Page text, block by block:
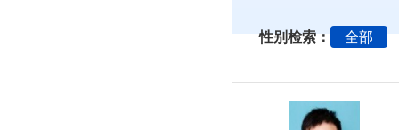
性别检索： 全部